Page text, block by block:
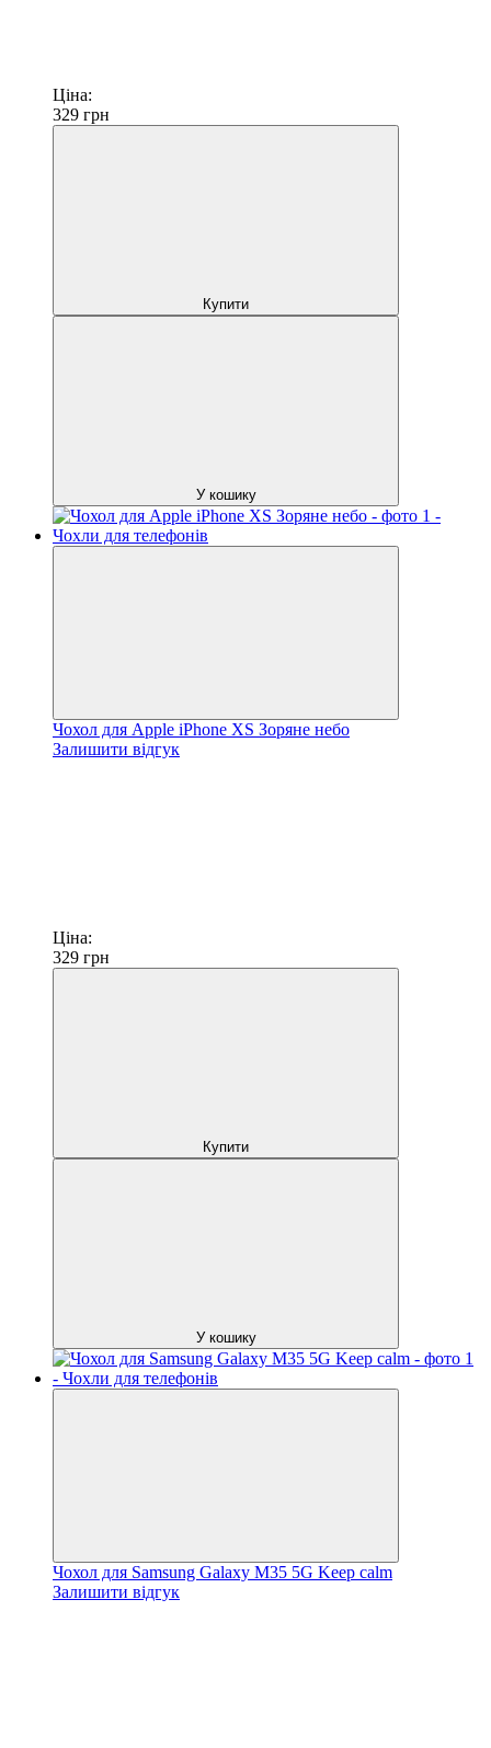
Ціна:
329 грн
Купити
У кошику
Чохол для Apple iPhone XS Зоряне небо
Залишити відгук
Ціна:
329 грн
Купити
У кошику
Чохол для Samsung Galaxy M35 5G Keep calm
Залишити відгук